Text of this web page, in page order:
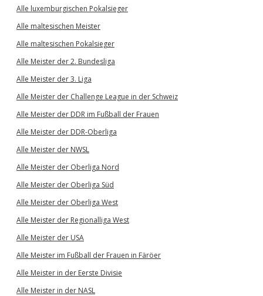
Alle luxemburgischen Pokalsieger
Alle maltesischen Meister
Alle maltesischen Pokalsieger
Alle Meister der 2. Bundesliga
Alle Meister der 3. Liga
Alle Meister der Challenge League in der Schweiz
Alle Meister der DDR im Fußball der Frauen
Alle Meister der DDR-Oberliga
Alle Meister der NWSL
Alle Meister der Oberliga Nord
Alle Meister der Oberliga Süd
Alle Meister der Oberliga West
Alle Meister der Regionalliga West
Alle Meister der USA
Alle Meister im Fußball der Frauen in Färöer
Alle Meister in der Eerste Divisie
Alle Meister in der NASL